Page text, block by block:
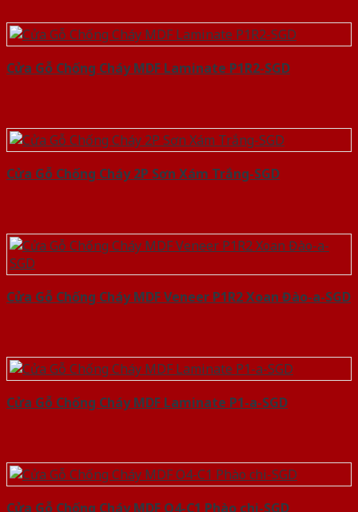
Cửa Gỗ Chống Cháy MDF Laminate P1R2-SGD
Cửa Gỗ Chống Cháy 2P Sơn Xám Trắng-SGD
Cửa Gỗ Chống Cháy MDF Veneer P1R2 Xoan Đào-a-SGD
Cửa Gỗ Chống Cháy MDF Laminate P1-a-SGD
Cửa Gỗ Chống Cháy MDF O4-C1 Phào chi-SGD